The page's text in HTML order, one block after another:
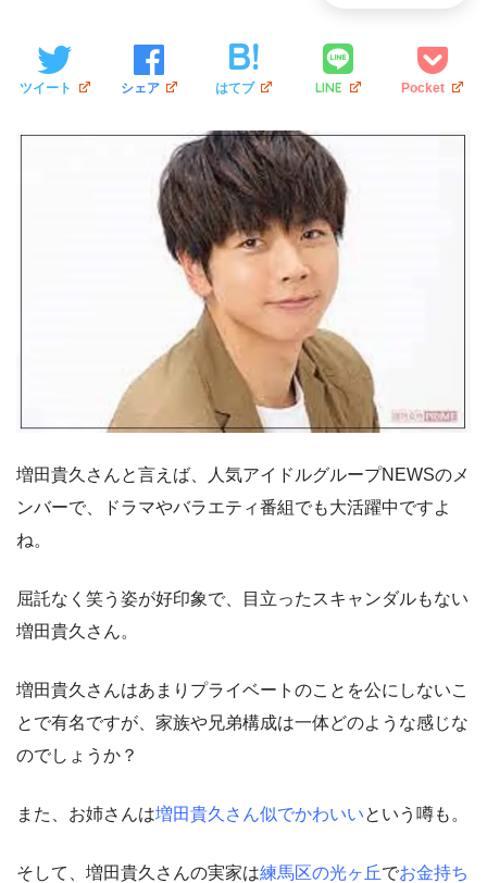
ツイート シェア はてブ LINE Pocket
増田貴久さんと言えば、人気アイドルグループNEWSのメ
ンバーで、ドラマやバラエティ番組でも大活躍中ですよ
ね。
屈託なく笑う姿が好印象で、目立ったスキャンダルもない
増田貴久さん。
増田貴久さんはあまりプライベートのことを公にしないこ
とで有名ですが、家族や兄弟構成は一体どのような感じな
のでしょうか？
また、お姉さんは増田貴久さん似でかわいいという噂も。
そして、増田貴久さんの実家は練馬区の光ヶ丘でお金持ち